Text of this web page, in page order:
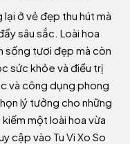
ở vẻ đẹp thu hút mà
sâu sắc. Loài hoa
sống tươi đẹp mà còn
sức khỏe và điều trị
và công dụng phong
lý tưởng cho những
một loài hoa vừa
cập vào Tu Vi Xo So